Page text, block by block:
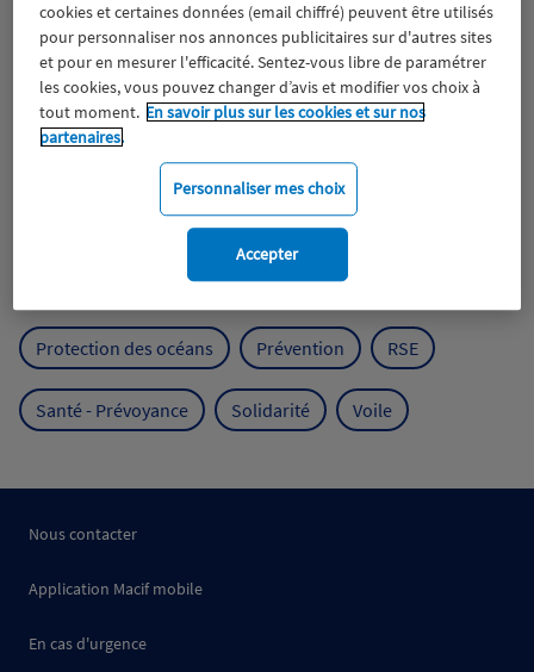
Aidants Catastrophes naturelles Climat
Engagement Epargne ESS
Expérience clients Fondation Macif
Mutualisme
Protection de l'environnement
Protection des océans Prévention RSE
Santé - Prévoyance Solidarité Voile
Nous contacter
Application Macif mobile
En cas d'urgence
cookies et certaines données (email chiffré) peuvent être utilisés
pour personnaliser nos annonces publicitaires sur d'autres sites
et pour en mesurer l'efficacité. Sentez-vous libre de paramétrer
les cookies, vous pouvez changer d’avis et modifier vos choix à
tout moment. En savoir plus sur les cookies et sur nos
partenaires.
Personnaliser mes choix
Accepter